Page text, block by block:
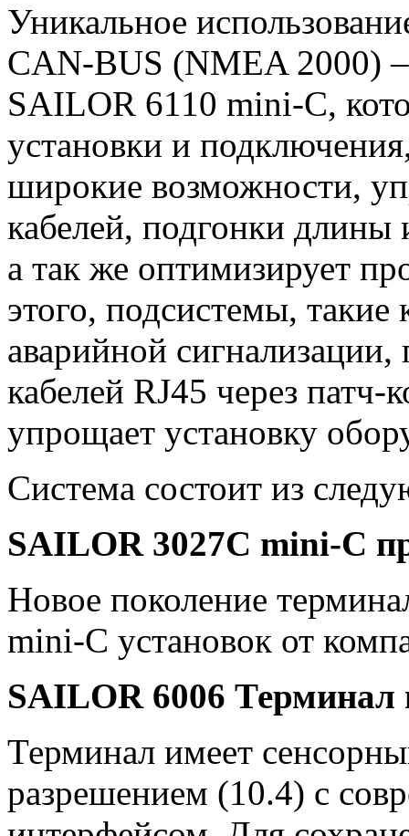
Уникальное
CAN-BUS (NMEA 2000) –
SAILOR 6110 mini-C,
установки и
широкие возможности,
кабелей, подгонки длины
а так же оптимизирует
этого, подсистемы, такие
аварийной
кабелей RJ45 через патч-
упрощает установку
Система состоит из
SAILOR 3027C mini-C
Новое поколение
mini-C установок от
SAILOR 6006 Терминал
Терминал имеет
разрешением (10.4) с